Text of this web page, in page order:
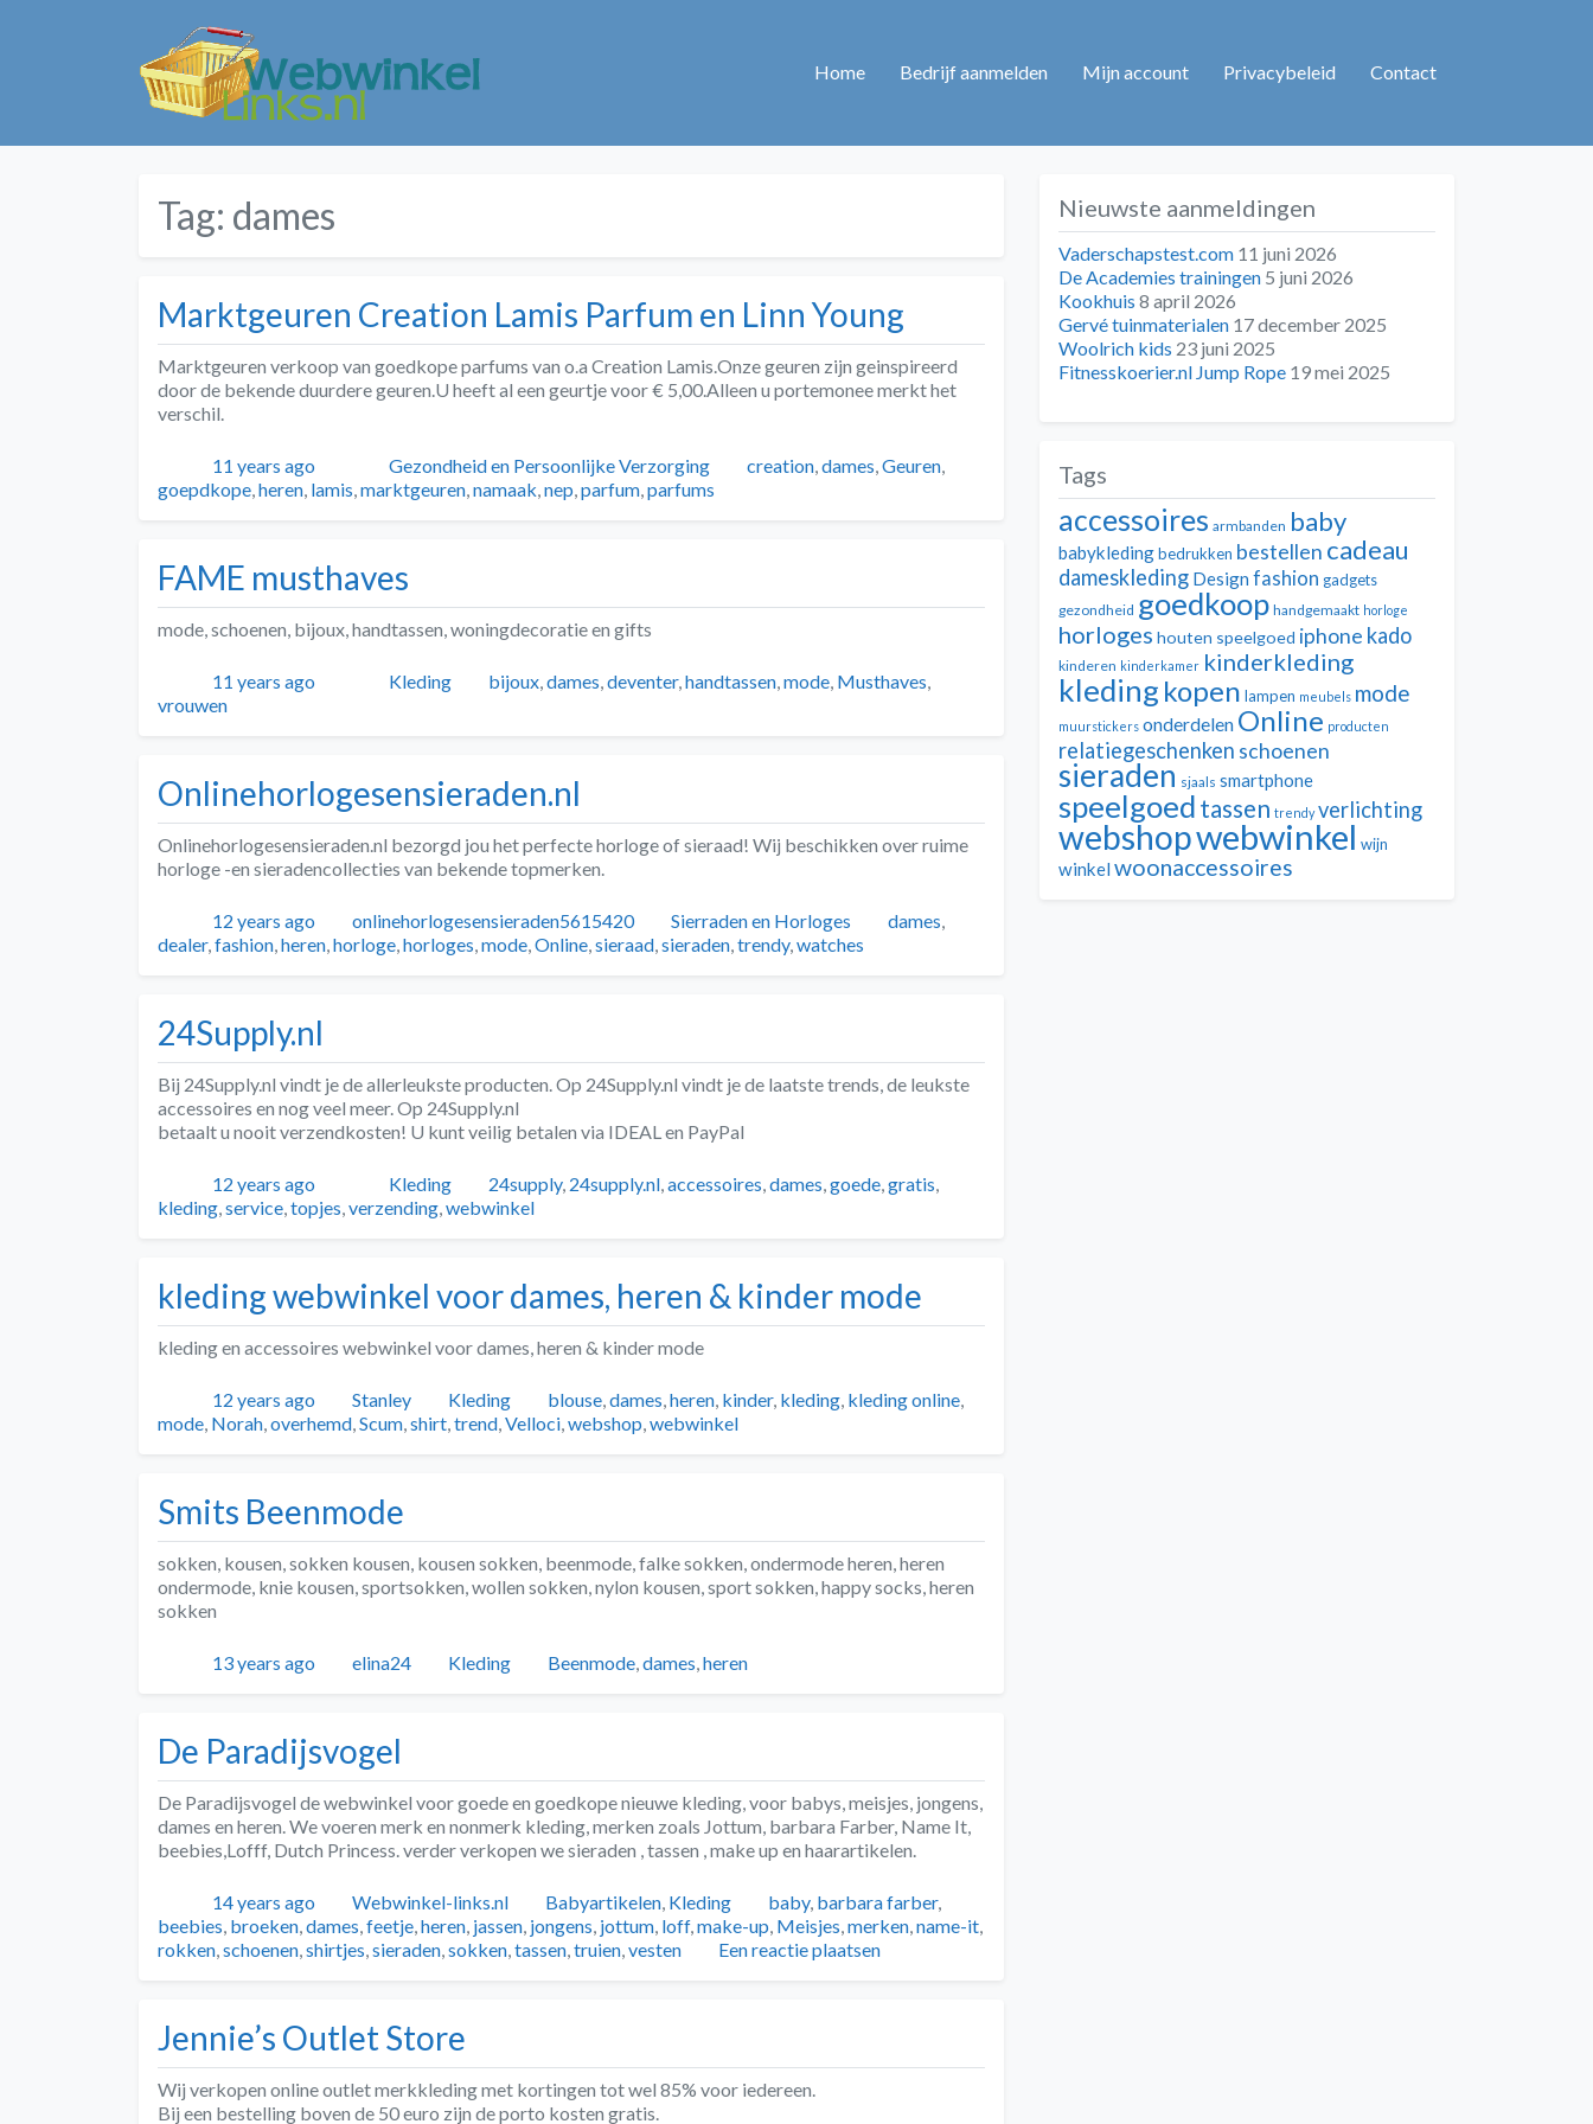
Home Bedrijf aanmelden Mijn account Privacybeleid Contact
Tag: dames
Marktgeuren Creation Lamis Parfum en Linn Young
Marktgeuren verkoop van goedkope parfums van o.a Creation Lamis.Onze geuren zijn geinspireerd
door de bekende duurdere geuren.U heeft al een geurtje voor € 5,00.Alleen u portemonee merkt het
verschil.
Geplaatst
11 years ago AuteurCategorieën
Gezondheid en Persoonlijke Verzorging Tags
creation dames Geuren
goepdkope heren lamis marktgeuren namaak nep parfum parfums
FAME musthaves
mode, schoenen, bijoux, handtassen, woningdecoratie en gifts
Geplaatst
11 years ago AuteurCategorieën
Kleding Tags
bijoux dames deventer, handtassen mode Musthaves
vrouwen
Onlinehorlogesensieraden.nl
Onlinehorlogesensieraden.nl bezorgd jou het perfecte horloge of sieraad! Wij beschikken over ruime
horloge -en sieradencollecties van bekende topmerken.
Geplaatst
12 years ago Auteur
onlinehorlogesensieraden5615420 Categorieën
Sierraden en Horloges Tags
dames
dealer, fashion heren horloge horloges mode Online sieraad sieraden trendy, watches
24Supply.nl
Bij 24Supply.nl vindt je de allerleukste producten. Op 24Supply.nl vindt je de laatste trends, de leukste
accessoires en nog veel meer. Op 24Supply.nl
betaalt u nooit verzendkosten! U kunt veilig betalen via IDEAL en PayPal
Geplaatst
12 years ago AuteurCategorieën
Kleding Tags
24supply, 24supply.nl accessoires dames goede gratis
kleding service topjes verzending webwinkel
kleding webwinkel voor dames, heren & kinder mode
kleding en accessoires webwinkel voor dames, heren & kinder mode
Geplaatst
12 years ago Auteur
Stanley Categorieën
Kleding Tags
blouse dames heren kinder, kleding kleding online
mode Norah overhemd Scum shirt trend Velloci webshop webwinkel
Smits Beenmode
sokken, kousen, sokken kousen, kousen sokken, beenmode, falke sokken, ondermode heren, heren
ondermode, knie kousen, sportsokken, wollen sokken, nylon kousen, sport sokken, happy socks, heren
sokken
Geplaatst
13 years ago Auteur
elina24 Categorieën
Kleding Tags
Beenmode dames heren
De Paradijsvogel
De Paradijsvogel de webwinkel voor goede en goedkope nieuwe kleding, voor babys, meisjes, jongens,
dames en heren. We voeren merk en nonmerk kleding, merken zoals Jottum, barbara Farber, Name It,
beebies,Lofff, Dutch Princess. verder verkopen we sieraden , tassen , make up en haarartikelen.
Geplaatst
14 years ago Auteur
Webwinkel-links.nl Categorieën
Babyartikelen Kleding Tags
baby, barbara farber,
beebies broeken dames feetje heren jassen jongens jottum loff, make-up Meisjes merken name-it
rokken schoenen shirtjes sieraden sokken tassen truien vesten Een reactie plaatsen
Jennie’s Outlet Store
Wij verkopen online outlet merkkleding met kortingen tot wel 85% voor iedereen.
Bij een bestelling boven de 50 euro zijn de porto kosten gratis.
Nieuwste aanmeldingen
Vaderschapstest.com 11 juni 2026
De Academies trainingen 5 juni 2026
Kookhuis 8 april 2026
Gervé tuinmaterialen 17 december 2025
Woolrich kids 23 juni 2025
Fitnesskoerier.nl Jump Rope 19 mei 2025
Tags
accessoires armbanden baby
babykledingbedrukken bestellen cadeau
dameskleding Design fashion gadgets
gezondheid goedkoop handgemaakt horloge
horloges houten speelgoed iphone kado
kinderen kinderkamer kinderkleding
kleding kopen lampen meubels mode
muurstickers onderdelen Online producten
relatiegeschenken schoenen
sieraden sjaals smartphone
speelgoed tassen trendy verlichting
webshopwebwinkel wijn
winkelwoonaccessoires